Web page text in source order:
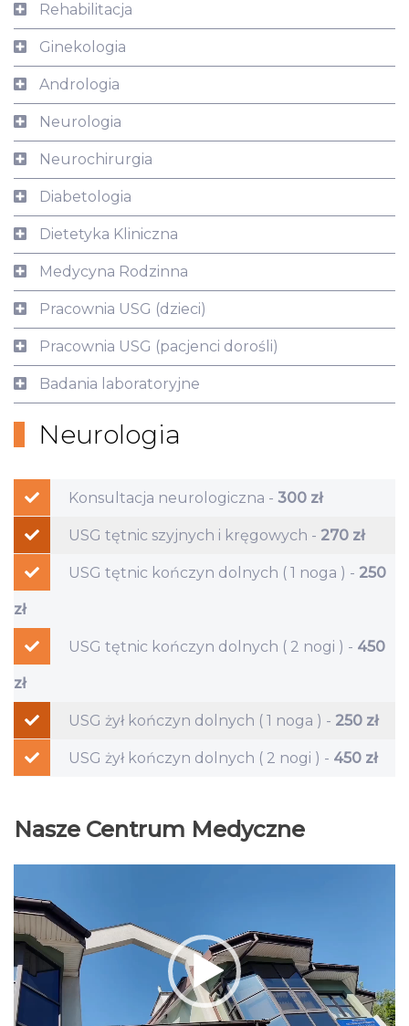
Rehabilitacja
Ginekologia
Andrologia
Neurologia
Neurochirurgia
Diabetologia
Dietetyka Kliniczna
Medycyna Rodzinna
Pracownia USG (dzieci)
Pracownia USG (pacjenci dorośli)
Badania laboratoryjne
Neurologia
Konsultacja neurologiczna - 300 zł
USG tętnic szyjnych i kręgowych - 270 zł
USG tętnic kończyn dolnych ( 1 noga ) - 250
zł
USG tętnic kończyn dolnych ( 2 nogi ) - 450
zł
USG żył kończyn dolnych ( 1 noga ) - 250 zł
USG żył kończyn dolnych ( 2 nogi ) - 450 zł
Nasze Centrum Medyczne
video